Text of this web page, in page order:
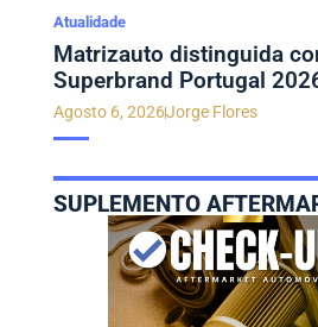
Atualidade
Matrizauto distinguida
Superbrand Portugal
Agosto 6, 2026Jorge Flores
SUPLEMENTO